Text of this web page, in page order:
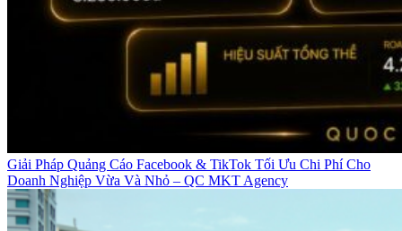
Giải Pháp Quảng Cáo Facebook & TikTok Tối Ưu Chi Phí Cho
Doanh Nghiệp Vừa Và Nhỏ – QC MKT Agency